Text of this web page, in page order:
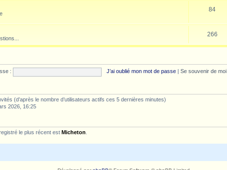
84
266
: J’ai oublié mon mot de passe Se souvenir de moi
(d’après le nombre d’utilisateurs actifs ces 5 dernières minutes)
2026, 16:25
le plus récent est Micheton